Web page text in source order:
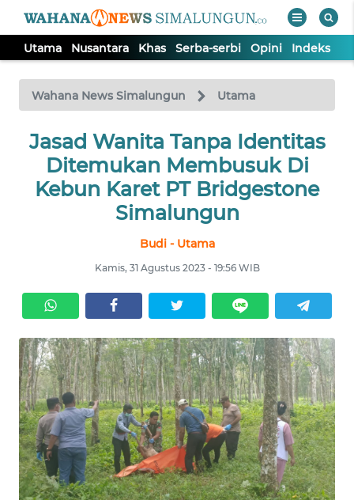
Utama Nusantara Khas Serba-serbi Opini Indeks
Wahana News Simalungun Utama
Jasad Wanita Tanpa Identitas
Ditemukan Membusuk Di
Kebun Karet PT Bridgestone
Simalungun
Budi - Utama
Kamis, 31 Agustus 2023 - 19:56 WIB
TV
Tutup
UTAMA
NUSANTARA
SERBI
OPINI
Informasi
INDEKS
BERITA
KONTAK
KAMI